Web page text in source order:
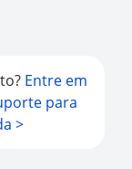
Entre em
para
>